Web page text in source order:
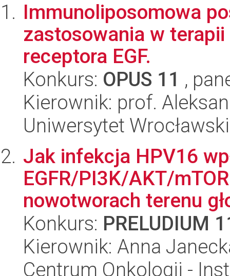
Immunoliposomowa
zastosowania w
receptora EGF.
Konkurs: OPUS 11 ,
Kierownik: prof.
Uniwersytet
Jak infekcja HPV16
EGFR/PI3K/AKT/
nowotworach terenu
Konkurs: PRELUDIUM
Kierownik: Anna
Centrum Onkologii -